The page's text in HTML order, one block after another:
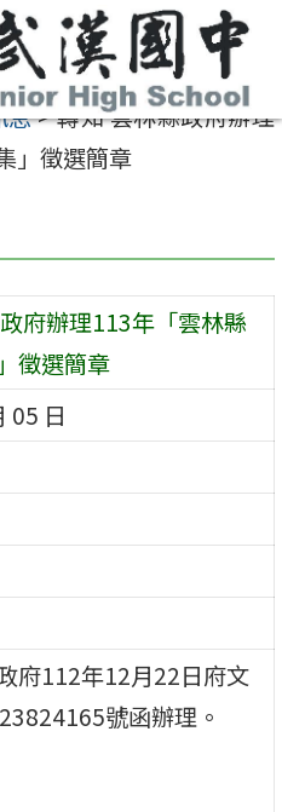
息>轉知 雲林縣政府辦理
」徵選簡章
府辦理113年「雲林縣
徵選簡章
05 日
府112年12月22日府文
號函辦理。